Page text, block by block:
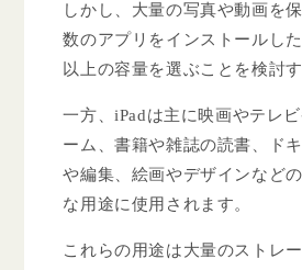
しかし、大量の写真や動画を
数のアプリをインストールし
以上の容量を選ぶことを検討
一方、iPadは主に映画やテレ
ーム、書籍や雑誌の読書、ド
や編集、絵画やデザインなど
な用途に使用されます。
これらの用途は大量のストレ